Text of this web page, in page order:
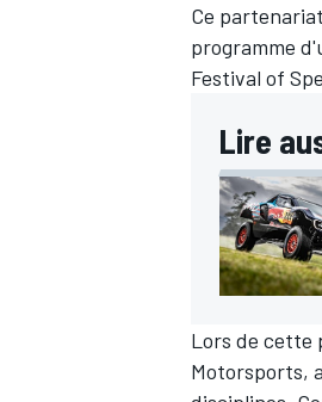
Ce
programme
Festival of
Lire
Lors de cette
Motorsports,